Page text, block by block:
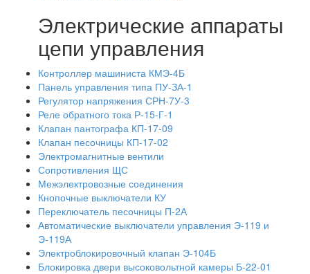
Электрические аппараты
цепи управления
Контроллер машиниста КМЭ-4Б
Панель управления типа ПУ-ЗА-1
Регулятор напряжения СРН-7У-3
Реле обратного тока Р-15-Г-1
Клапан пантографа КП-17-09
Клапан песочницы КП-17-02
Электромагнитные вентили
Сопротивления ЩС
Межэлектровозные соединения
Кнопочные выключатели КУ
Переключатель песочницы П-2А
Автоматические выключатели управления Э-119 и
Э-119А
Электроблокировочный клапан Э-104Б
Блокировка двери высоковольтной камеры Б-22-01